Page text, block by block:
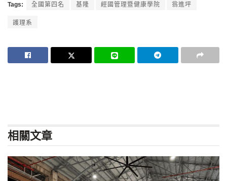
Tags: 全國第四名 基隆 經國管理暨健康學院 翁進坪
護理系
相關文章